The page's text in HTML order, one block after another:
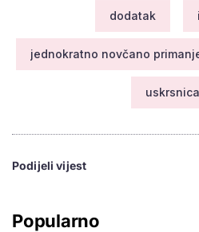
dodatak
jednokratno novčano
uskrsnica
Podijeli vijest
Popularno